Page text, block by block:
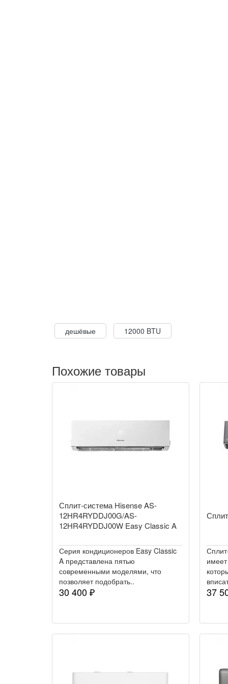
дешёвые 12000 BTU
Похожие товары
Сплит-система Hisense AS-
12HR4RYDDJ00G/AS-
12HR4RYDDJ00W Easy Classic A
Серия кондиционеров Easy Classic
A представлена пятью
современными моделями, что
позволяет подобрать..
30 400 ₽ 37